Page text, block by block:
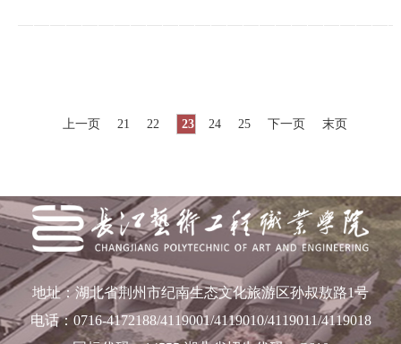
上一页 21 22 23 24 25 下一页 末页
地址：湖北省荆州市纪南生态文化旅游区孙叔敖路1号
电话：0716-4172188/4119001/4119010/4119011/4119018